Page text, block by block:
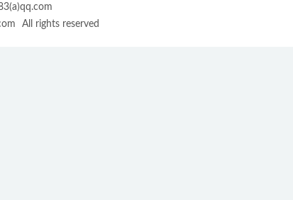
All rights reserved